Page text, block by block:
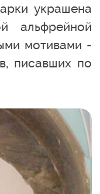
украшена
альфрейной
мотивами -
писавших по